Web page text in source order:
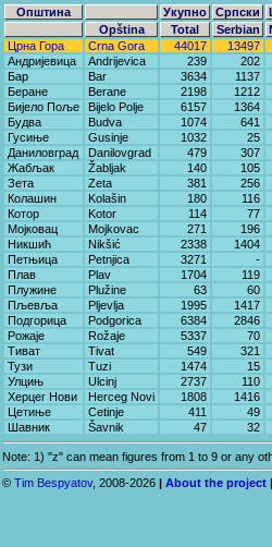
Општина Укупно Српски
Opština
Total Serbian
Црна Гора
Crna Gora 44017 13497
Андријевица
Andrijevica 239 202
Бар
Bar 3634 1137
Беране
Berane 2198 1212
Бијело Поље
Bijelo Polje 6157 1364
Будва
Budva 1074 641
Гусиње
Gusinje 1032 25
Даниловград
Danilovgrad 479 307
Жабљак
Žabljak 140 105
Зета
Zeta 381 256
Колашин
Kolašin 180 116
Котор
Kotor 114 77
Мојковац
Mojkovac 271 196
Никшић
Nikšić 2338 1404
Петњица
Petnjica 3271 -
Плав
Plav 1704 119
Плужине
Plužine 63 60
Пљевља
Pljevlja 1995 1417
Подгорица
Podgorica 6384 2846
Рожаје
Rožaje 5337 70
Тиват
Tivat 549 321
Тузи
Tuzi 1474 15
Улцињ
Ulcinj 2737 110
Херцег Нови
Herceg Novi 1808 1416
Цетиње
Cetinje 411 49
Шавник
Šavnik 47 32
Note: 1) "z" can mean figures from 1 to 9 or any
© Tim Bespyatov, 2008-2026 About the project